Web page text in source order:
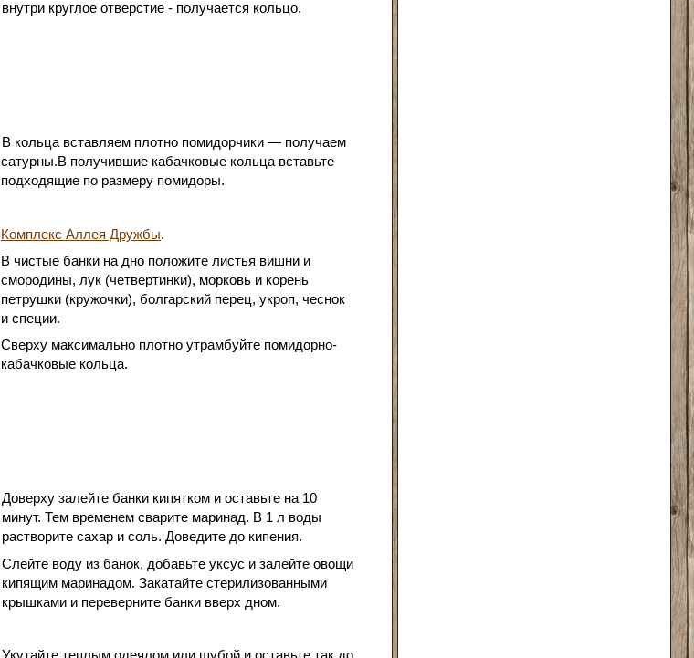
внутри круглое отверстие - получается кольцо.
В кольца вставляем плотно помидорчики — получаем
сатурны.В получившие кабачковые кольца вставьте
подходящие по размеру помидоры.
Комплекс Аллея Дружбы.
В чистые банки на дно положите листья вишни и
смородины, лук (четвертинки), морковь и корень
петрушки (кружочки), болгарский перец, укроп, чеснок
и специи.
Сверху максимально плотно утрамбуйте помидорно-
кабачковые кольца.
Доверху залейте банки кипятком и оставьте на 10
минут. Тем временем сварите маринад. В 1 л воды
растворите сахар и соль. Доведите до кипения.
Слейте воду из банок, добавьте уксус и залейте овощи
кипящим маринадом. Закатайте стерилизованными
крышками и переверните банки вверх дном.